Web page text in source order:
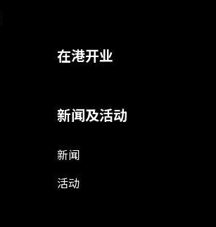
在港开业
新闻及活动
新闻
活动